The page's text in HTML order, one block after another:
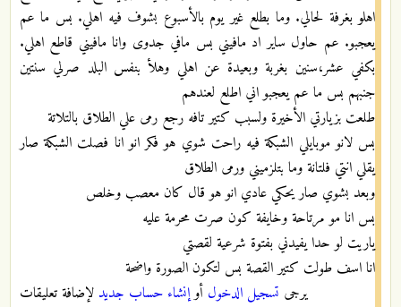
اهلو بغرفة لحالي. وما بطلع غير يوم بالأسبوع بشوف فيه اهلي. بس ما عم
يعجبو. عم حاول ساير اد مافيني بس مافي جدوى وانا مافيني قاطع اهلي.
بكفي عشر،سنين بغربة وبعيدة عن اهلي وهلأ بنفس البلد صرلي سنتين
جنبهم بس ما عم يعجبو اني اطلع لعندهم
طلعت بزيارتي الأخيرة ولسبب كتير تافه رجع رمى علي الطلاق بالتلاتة
بس لانو موبايلي الشبكة فيه راحت شوي هو فكر انو انا فصلت الشبكة صار
يقلي انتي فلتانة وما بتلزميني ورمى الطلاق
وبعد بشوي صار يحكي عادي انو هو قال كان معصب وخلص
بس انا مو مرتاحة وخايفة كون صرت محرمة عليه
ياريت لو حدا يفيدني بفتوة شرعية لقصتي
انا اسف طولت كتير القصة بس لتكون الصورة واضحة
يرجى تسجيل الدخول أوإنشاء حساب جديد لإضافة تعليقات